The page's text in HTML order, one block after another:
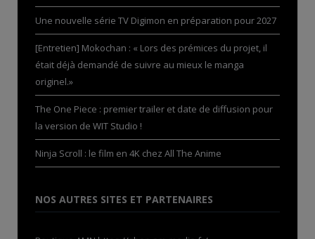
Une nouvelle série TV Digimon en préparation pour 2027
[Entretien] Mokochan : « Lors des prémices du projet, il
était déjà demandé de suivre au mieux le manga
originel.»
The One Piece : premier trailer et date de diffusion pour
la version de WIT Studio !
Ninja Scroll : le film en 4K chez All The Anime
NOS AUTRES SITES ET PARTENAIRES